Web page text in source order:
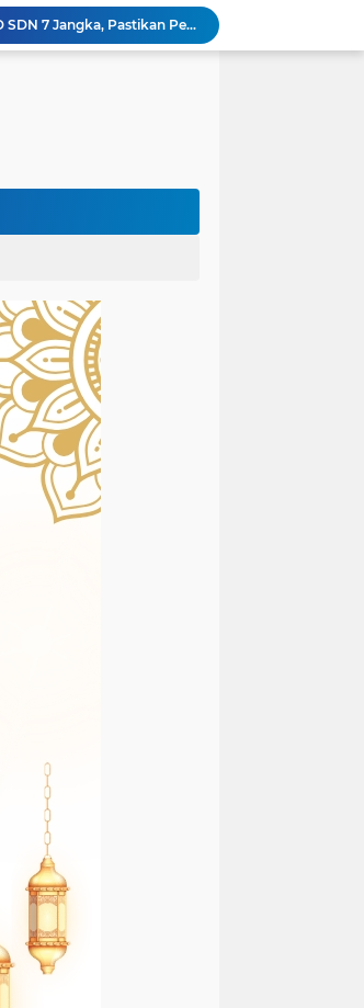
Wapres Gibran Tinjau Hasil Revitalisasi UPTD SDN 7 Jangka, Pastikan Pemulihan Pendidikan Pascabencana Berjalan Optimal
Mantan Senator Aceh Dr. Fachrul Razi Resmi Jabat Wakil Rektor IV Universitas Kartamulia Purwakarta
Pemkab Bireuen Sampaikan Data Riil Bantuan Korban Banjir, Tanggapi Aduan Warga kepada Wapres